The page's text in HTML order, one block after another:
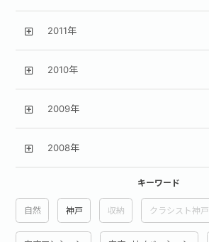
2011年
2010年
2009年
2008年
キーワード
自然 神戸 収納 クラシスト神戸